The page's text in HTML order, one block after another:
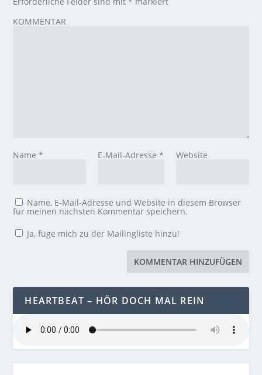
KOMMENTAR
Name* E-Mail-Adresse * Website
Name, E-Mail-Adresse und Website in diesem Browser
für meinen nächsten Kommentar speichern.
Ja, füge mich zu der Mailingliste hinzu!
HEARTBEAT – HÖR DOCH MAL REIN